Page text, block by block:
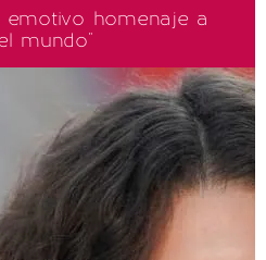
emotivo homenaje a
mundo"